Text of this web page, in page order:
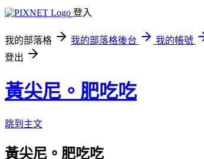
登入
我的部落格 我的部落格後台
我的帳號
登出
黃尖尼。肥吃吃
跳到主文
黃尖尼。肥吃吃